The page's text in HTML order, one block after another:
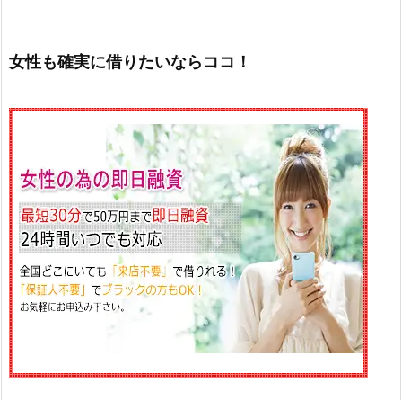
女性も確実に借りたいならココ！